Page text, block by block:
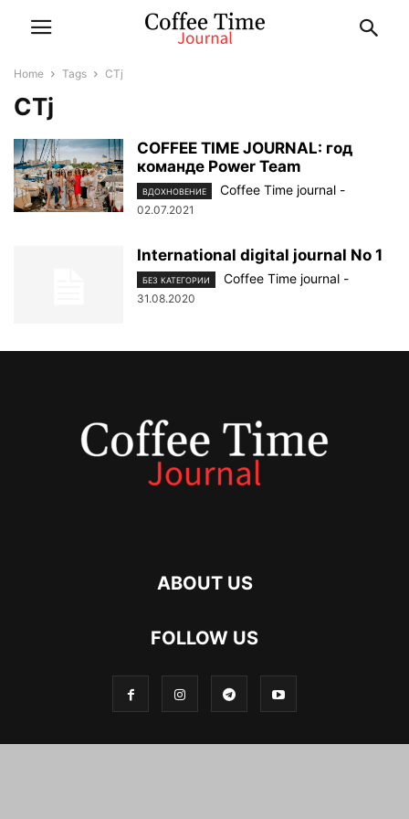
Home Tags CTj
CTj
COFFEE TIME JOURNAL: год
команде Power Team
ВДОХНОВЕНИЕ Coffee Time journal -
02.07.2021
International digital journal No 1
БЕЗ КАТЕГОРИИ Coffee Time journal -
31.08.2020
ABOUT US
FOLLOW US